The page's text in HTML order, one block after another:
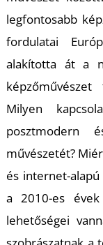
legfontosabb
fordulatai
alakította át a
Milyen
posztmodern
művészetét?
és internet-
a 2010-es
lehetőségei